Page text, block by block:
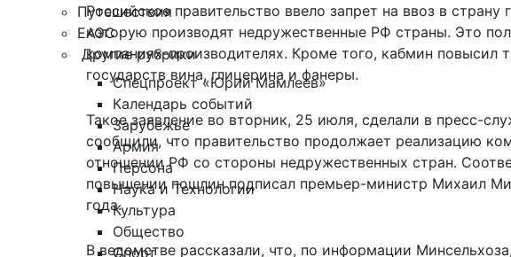
Путешествия
ЕАЭС
Другие рубрики
Спецпроект «Юрий Мамлеев»
Календарь событий
Зарубежье
Армия
Персона
Наука и Технологии
Культура
Общество
Спорт
Российское правительство ввело запрет на ввоз в
которую производят недружественные РФ страны. Это
компаниях-производителях. Кроме того, кабмин повысил
государств вина, глицерина и фанеры.
Такое заявление во вторник, 25 июля, сделали в пресс-
сообщили, что правительство продолжает реализацию
отношении РФ со стороны недружественных стран.
повышении пошлин подписал премьер-министр Михаил
года.
В ведомстве рассказали, что, по информации